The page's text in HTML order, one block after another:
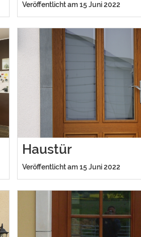
Veröffentlicht am 15 Juni 2022
Haustür
Veröffentlicht am 15 Juni 2022